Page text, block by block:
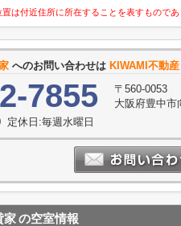
は付近住所に所在することを表すもので
へのお問い合わせは KIWAMI不動
7855
〒560-0053
大阪府豊中
定休日:毎週水曜日
家の空室情報